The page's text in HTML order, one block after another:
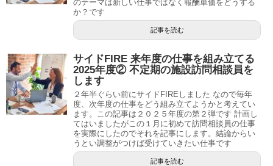
のテーマは新しい仕事ではなく報酬単価をどうする
か？です
記事を読む
サイドFIRE 来年度の仕事を組み立てる
2025年度② 不定期の施設訪問相談員を
します
２年半ぐらい前にサイドFIREしました なので毎年
度、次年度の仕事をどう組み立てようかと考えてい
ます。この記事は２０２５年度の第２弾です 計画し
てはいましたがこの１月に初めて訪問相談員の仕事
を実際にしたのでそれを記事にします。結論からい
うとい調整がつけば受けていきたい仕事です
記事を読む